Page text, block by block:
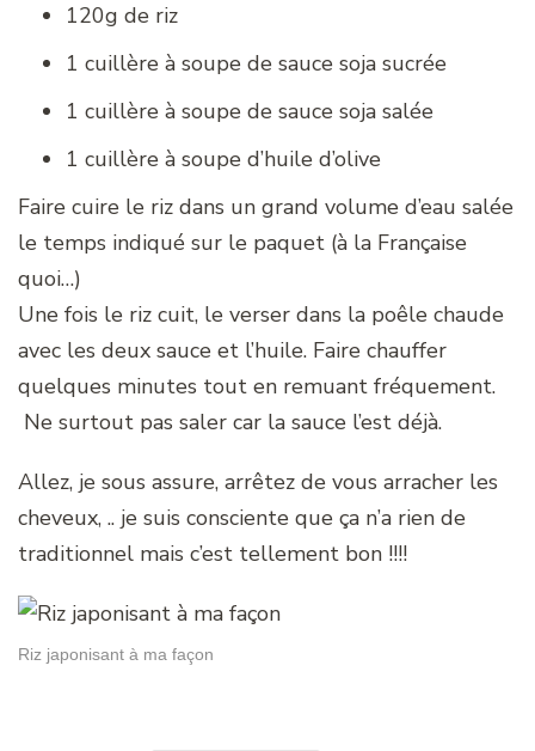
120g de riz
1 cuillère à soupe de sauce soja sucrée
1 cuillère à soupe de sauce soja salée
1 cuillère à soupe d’huile d’olive
Faire cuire le riz dans un grand volume d’eau salée
le temps indiqué sur le paquet (à la Française
quoi…)
Une fois le riz cuit, le verser dans la poêle chaude
avec les deux sauce et l’huile. Faire chauffer
quelques minutes tout en remuant fréquement.
Ne surtout pas saler car la sauce l’est déjà.
Allez, je sous assure, arrêtez de vous arracher les
cheveux, .. je suis consciente que ça n’a rien de
traditionnel mais c’est tellement bon !!!!
Riz japonisant à ma façon